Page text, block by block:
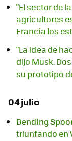
"El sector de
agricultores
Francia los
"La idea de
dijo Musk.
su prototipo
04 julio
Bending
triunfando en